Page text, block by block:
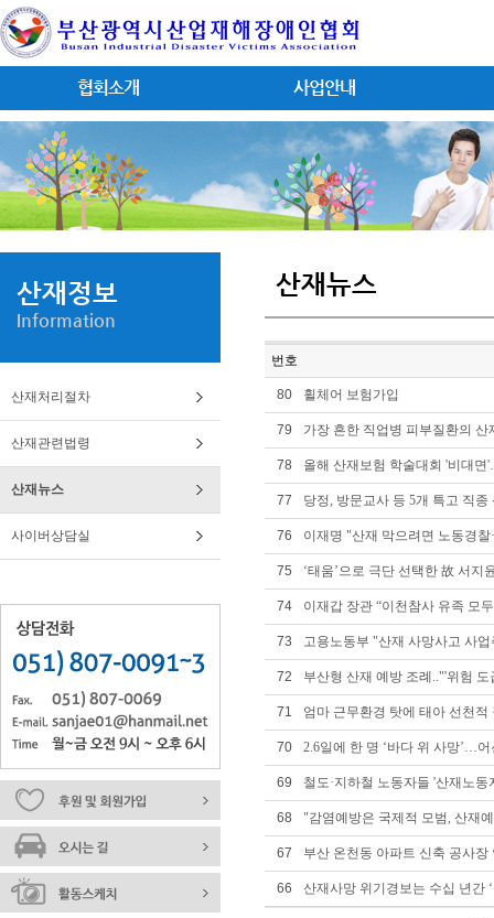
협회소개 사업안내
산재정보
Information
산재처리절차
산재관련법령
산재뉴스
사이버상담실
산재뉴스
번호
80 휠체어 보험가입
79 가장 흔한 직업병 피부질환의 산
78 올해 산재보험 학술대회 '비대
77 당정, 방문교사 등 5개 특고 직
76 이재명 "산재 막으려면 노동경
75 ‘태움’으로 극단 선택한 故 서지
74 이재갑 장관 “이천참사 유족 모
73 고용노동부 "산재 사망사고 사
72 부산형 산재 예방 조례.."'위험 도
71 엄마 근무환경 탓에 태아 선천
70 2.6일에 한 명 ‘바다 위 사망’…
69 철도·지하철 노동자들 '산재노
68 "감염예방은 국제적 모범, 산재
67 부산 온천동 아파트 신축 공사장
66 산재사망 위기경보는 수십 년간